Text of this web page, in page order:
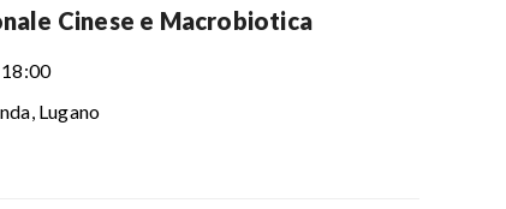
Cinese e Macrobiotica
Lugano